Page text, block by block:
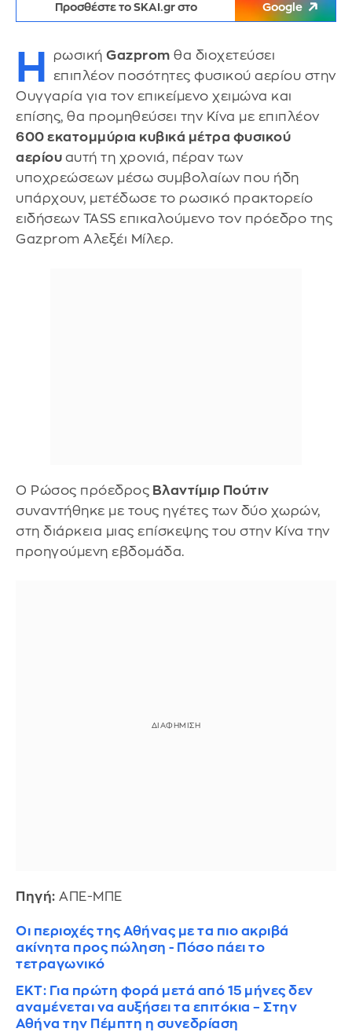
Προσθέστε το SKAI.gr στο Google
Η ρωσική Gazprom θα διοχετεύσει
επιπλέον ποσότητες φυσικού αερίου στην
Ουγγαρία για τον επικείμενο χειμώνα και
επίσης, θα προμηθεύσει την Κίνα με επιπλέον
600 εκατομμύρια κυβικά μέτρα φυσικού
αερίου αυτή τη χρονιά, πέραν των
υποχρεώσεων μέσω συμβολαίων που ήδη
υπάρχουν, μετέδωσε το ρωσικό πρακτορείο
ειδήσεων TASS επικαλούμενο τον πρόεδρο της
Gazprom Αλεξέι Μίλερ.
Ο Ρώσος πρόεδρος Βλαντίμιρ Πούτιν
συναντήθηκε με τους ηγέτες των δύο χωρών,
στη διάρκεια μιας επίσκεψης του στην Κίνα την
προηγούμενη εβδομάδα.
Πηγή: ΑΠΕ-ΜΠΕ
Οι περιοχές της Αθήνας με τα πιο ακριβά
ακίνητα προς πώληση - Πόσο πάει το
τετραγωνικό
ΕΚΤ: Για πρώτη φορά μετά από 15 μήνες δεν
αναμένεται να αυξήσει τα επιτόκια – Στην
Αθήνα την Πέμπτη η συνεδρίαση